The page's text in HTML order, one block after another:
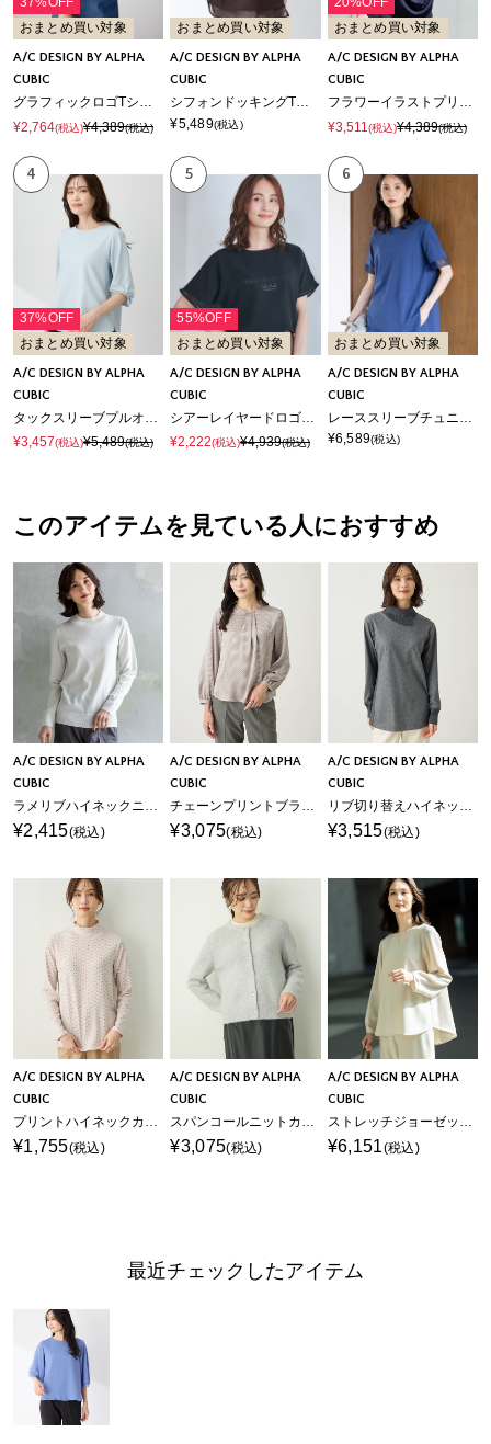
おまとめ買い対象
A/C DESIGN BY ALPHA
CUBIC
グラフィックロゴTシャツ【すごツヤ・接触冷感・UVカット】
¥2,764(税込)¥4,389(税込)
おまとめ買い対象
A/C DESIGN BY ALPHA
CUBIC
シフォンドッキングTシャツ【接触冷感・UVカット】
¥5,489(税込)
おまとめ買い対象
A/C DESIGN BY ALPHA
CUBIC
フラワーイラストプリントＴシャツ【ひやツヤ・UVカット・接触冷感】
¥3,511 (税込)¥4,389(税込)
4
37%OFF
おまとめ買い対象
A/C DESIGN BY ALPHA
CUBIC
タックスリーブプルオーバー【接触冷感・UVカット・遮熱】
¥3,457(税込)¥5,489(税込)
5
55%OFF
おまとめ買い対象
A/C DESIGN BY ALPHA
CUBIC
シアーレイヤードロゴTシャツ【すごツヤ】
¥2,222(税込)¥4,939(税込)
6
おまとめ買い対象
A/C DESIGN BY ALPHA
CUBIC
レーススリーブチュニックプルオーバー【接触冷感・UVカット・遮熱】
¥6,589(税込)
このアイテムを見ている人におすすめ
A/C DESIGN BY ALPHA
CUBIC
ラメリブハイネックニットプルオーバー【ハンドウォッシャブル】
¥2,415(税込)
A/C DESIGN BY ALPHA
CUBIC
チェーンプリントブラウス
¥3,075(税込)
A/C DESIGN BY ALPHA
CUBIC
リブ切り替えハイネックニットプルオーバー
¥3,515(税込)
A/C DESIGN BY ALPHA
CUBIC
プリントハイネックカットソー
¥1,755(税込)
A/C DESIGN BY ALPHA
CUBIC
スパンコールニットカーディガン
¥3,075(税込)
A/C DESIGN BY ALPHA
CUBIC
ストレッチジョーゼットタックブラウス【接触冷感・UVカット・吸水速乾・セットアップ対応】
¥6,151(税込)
最近チェックしたアイテム